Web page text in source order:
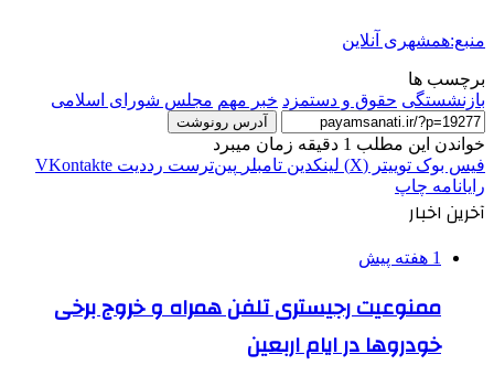
منبع:همشهری آنلاین
برچسب ها
بازنشستگی حقوق و دستمزد خبر مهم مجلس شورای اسلامی
آدرس رونوشت
خواندن این مطلب 1 دقیقه زمان میبرد
فیس بوک توییتر (X) لینکدین ‫تامبلر ‫پین‌ترست ‫رددیت ‫VKontakte
رایانامه چاپ
آخرین اخبار
1 هفته پیش
ممنوعیت رجیستری تلفن همراه و خروج برخی
خودروها در ایام اربعین